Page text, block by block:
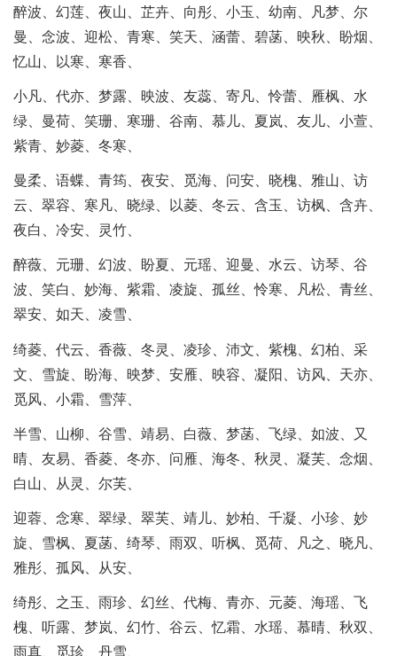
醉波、幻莲、夜山、芷卉、向彤、小玉、幼南、凡梦、尔
曼、念波、迎松、青寒、笑天、涵蕾、碧菡、映秋、盼烟、
忆山、以寒、寒香、
小凡、代亦、梦露、映波、友蕊、寄凡、怜蕾、雁枫、水
绿、曼荷、笑珊、寒珊、谷南、慕儿、夏岚、友儿、小萱、
紫青、妙菱、冬寒、
曼柔、语蝶、青筠、夜安、觅海、问安、晓槐、雅山、访
云、翠容、寒凡、晓绿、以菱、冬云、含玉、访枫、含卉、
夜白、冷安、灵竹、
醉薇、元珊、幻波、盼夏、元瑶、迎曼、水云、访琴、谷
波、笑白、妙海、紫霜、凌旋、孤丝、怜寒、凡松、青丝、
翠安、如天、凌雪、
绮菱、代云、香薇、冬灵、凌珍、沛文、紫槐、幻柏、采
文、雪旋、盼海、映梦、安雁、映容、凝阳、访风、天亦、
觅风、小霜、雪萍、
半雪、山柳、谷雪、靖易、白薇、梦菡、飞绿、如波、又
晴、友易、香菱、冬亦、问雁、海冬、秋灵、凝芙、念烟、
白山、从灵、尔芙、
迎蓉、念寒、翠绿、翠芙、靖儿、妙柏、千凝、小珍、妙
旋、雪枫、夏菡、绮琴、雨双、听枫、觅荷、凡之、晓凡、
雅彤、孤风、从安、
绮彤、之玉、雨珍、幻丝、代梅、青亦、元菱、海瑶、飞
槐、听露、梦岚、幻竹、谷云、忆霜、水瑶、慕晴、秋双、
雨真、觅珍、丹雪、